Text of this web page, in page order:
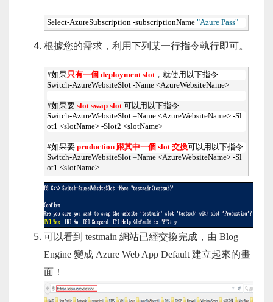
Select-AzureSubscription -subscriptionName "Azure Pass"
根據您的需求，利用下列某一行指令執行即可。
#如果只有一個 deployment slot，就使用以下指令
Switch-AzureWebsiteSlot -Name <AzureWebsiteName>
#如果要 slot swap slot 可以用以下指令
Switch-AzureWebsiteSlot –Name <AzureWebsiteName> -Sl
ot1 <slotName> -Slot2 <slotName>
#如果要 production 跟其中一個 slot 交換可以用以下指令
Switch-AzureWebsiteSlot –Name <AzureWebsiteName> -Sl
ot1 <slotName>
可以看到 testmain 網站已經交換完成，由 Blog
Engine 變成 Azure Web App Default 建立起來的畫
面！